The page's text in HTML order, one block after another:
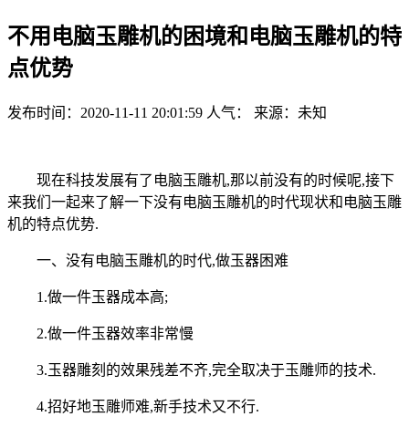
不用电脑玉雕机的困境和电脑玉雕机的特
点优势
发布时间：2020-11-11 20:01:59 人气： 来源：未知
现在科技发展有了电脑玉雕机,那以前没有的时候呢,接下
来我们一起来了解一下没有电脑玉雕机的时代现状和电脑玉雕
机的特点优势.
一、没有电脑玉雕机的时代,做玉器困难
1.做一件玉器成本高;
2.做一件玉器效率非常慢
3.玉器雕刻的效果残差不齐,完全取决于玉雕师的技术.
4.招好地玉雕师难,新手技术又不行.